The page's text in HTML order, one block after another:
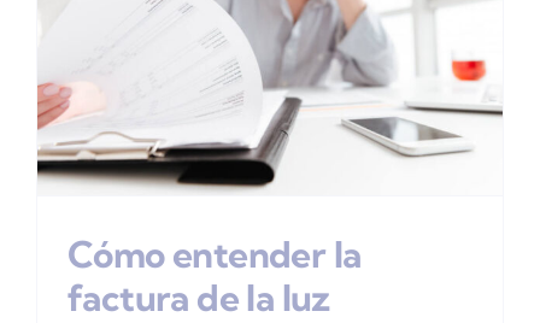
Cómo entender la
factura de la luz